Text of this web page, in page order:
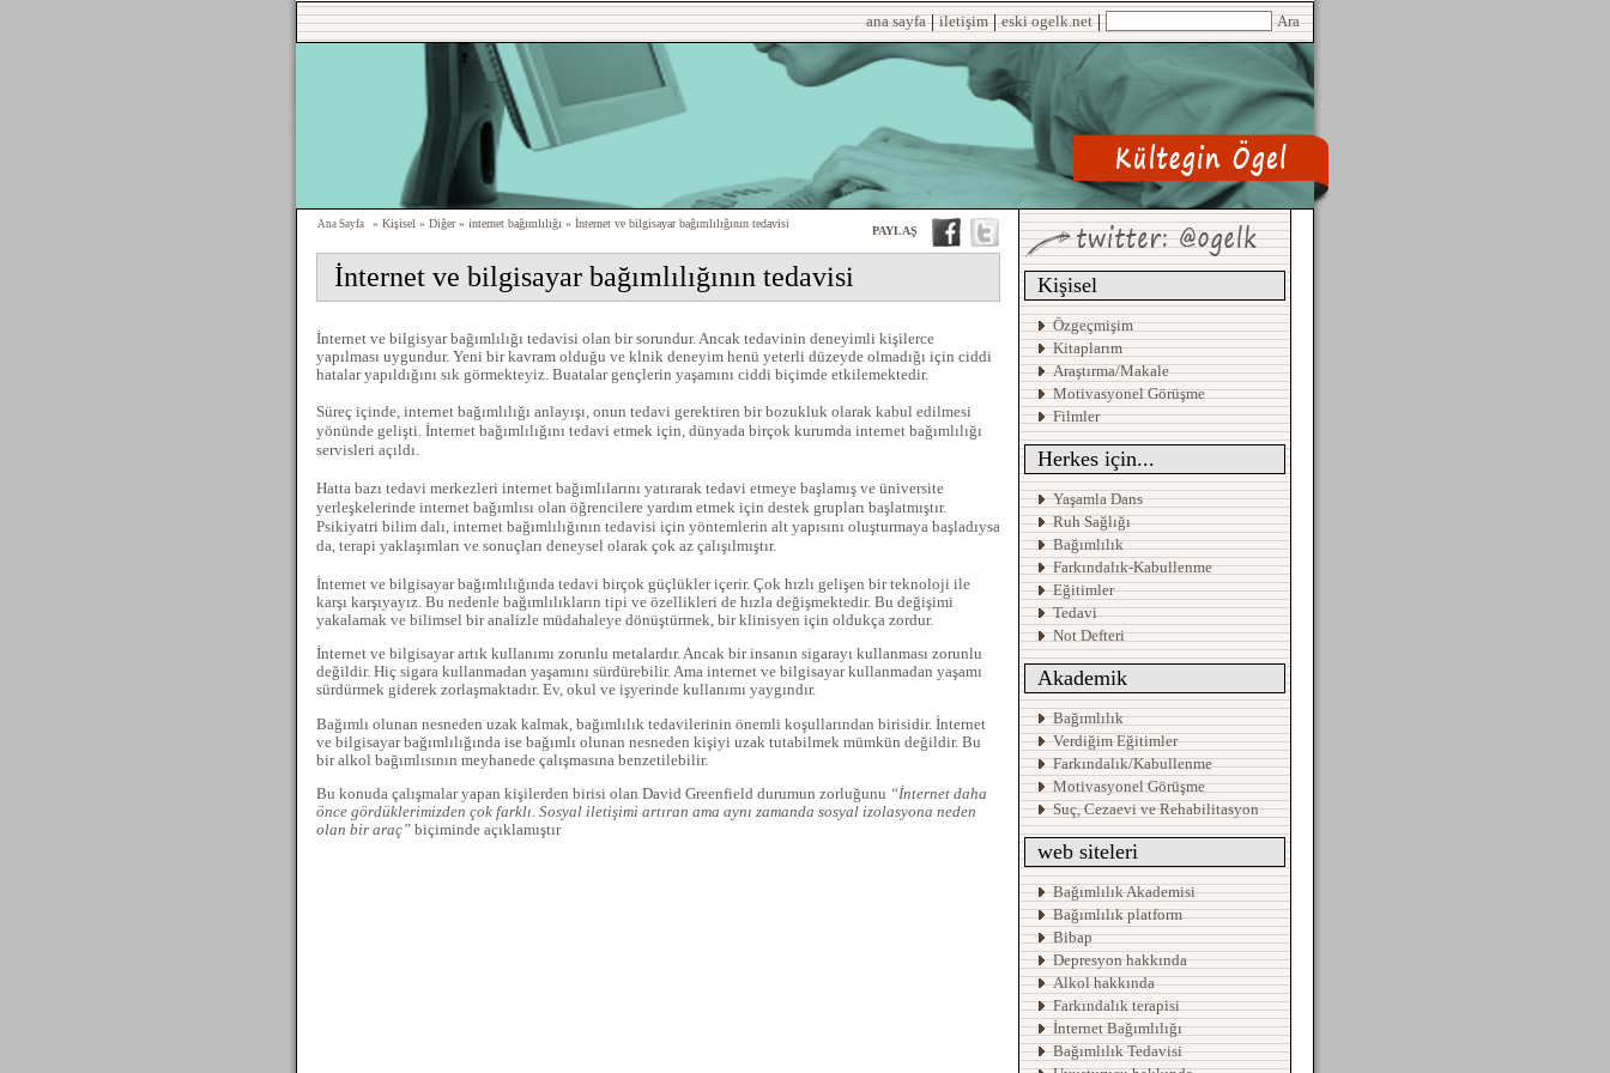
ana sayfa | iletişim | eski ogelk.net | Ara
Ana Sayfa » Kişisel » Diğer » internet bağımlılığı » İnternet ve bilgisayar bağımlılığının tedavisi
PAYLAŞ
İnternet ve bilgisayar bağımlılığının tedavisi
İnternet ve bilgisyar bağımlılığı tedavisi olan bir sorundur. Ancak tedavinin deneyimli kişilerce
yapılması uygundur. Yeni bir kavram olduğu ve klnik deneyim henü yeterli düzeyde olmadığı için ciddi
hatalar yapıldığını sık görmekteyiz. Buatalar gençlerin yaşamını ciddi biçimde etkilemektedir.
Süreç içinde, internet bağımlılığı anlayışı, onun tedavi gerektiren bir bozukluk olarak kabul edilmesi
yönünde gelişti. İnternet bağımlılığını tedavi etmek için, dünyada birçok kurumda internet bağımlılığı
servisleri açıldı.
Hatta bazı tedavi merkezleri internet bağımlılarını yatırarak tedavi etmeye başlamış ve üniversite
yerleşkelerinde internet bağımlısı olan öğrencilere yardım etmek için destek grupları başlatmıştır.
Psikiyatri bilim dalı, internet bağımlılığının tedavisi için yöntemlerin alt yapısını oluşturmaya başladıysa
da, terapi yaklaşımları ve sonuçları deneysel olarak çok az çalışılmıştır.
İnternet ve bilgisayar bağımlılığında tedavi birçok güçlükler içerir. Çok hızlı gelişen bir teknoloji ile
karşı karşıyayız. Bu nedenle bağımlılıkların tipi ve özellikleri de hızla değişmektedir. Bu değişimi
yakalamak ve bilimsel bir analizle müdahaleye dönüştürmek, bir klinisyen için oldukça zordur.
İnternet ve bilgisayar artık kullanımı zorunlu metalardır. Ancak bir insanın sigarayı kullanması zorunlu
değildir. Hiç sigara kullanmadan yaşamını sürdürebilir. Ama internet ve bilgisayar kullanmadan yaşamı
sürdürmek giderek zorlaşmaktadır. Ev, okul ve işyerinde kullanımı yaygındır.
Bağımlı olunan nesneden uzak kalmak, bağımlılık tedavilerinin önemli koşullarından birisidir. İnternet
ve bilgisayar bağımlılığında ise bağımlı olunan nesneden kişiyi uzak tutabilmek mümkün değildir. Bu
bir alkol bağımlısının meyhanede çalışmasına benzetilebilir.
Bu konuda çalışmalar yapan kişilerden birisi olan David Greenfield durumun zorluğunu “İnternet daha
önce gördüklerimizden çok farklı. Sosyal iletişimi artıran ama aynı zamanda sosyal izolasyona neden
olan bir araç” biçiminde açıklamıştır
Kişisel
Özgeçmişim
Kitaplarım
Araştırma/Makale
Motivasyonel Görüşme
Filmler
Herkes için...
Yaşamla Dans
Ruh Sağlığı
Bağımlılık
Farkındalık-Kabullenme
Eğitimler
Tedavi
Not Defteri
Akademik
Bağımlılık
Verdiğim Eğitimler
Farkındalık/Kabullenme
Motivasyonel Görüşme
Suç, Cezaevi ve Rehabilitasyon
web siteleri
Bağımlılık Akademisi
Bağımlılık platform
Bibap
Depresyon hakkında
Alkol hakkında
Farkındalık terapisi
İnternet Bağımlılığı
Bağımlılık Tedavisi